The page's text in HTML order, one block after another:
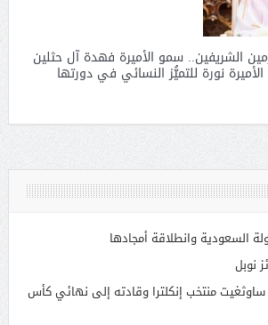
الشريفين.. سمو الأميرة فهدة آل حثلين
الأميرة نورة للتميُّز النسائي في دورتها
السعودية وانطلاقة أمجادها
نوبل
منتخب إنكلترا وقادته إلى نهائي كأس